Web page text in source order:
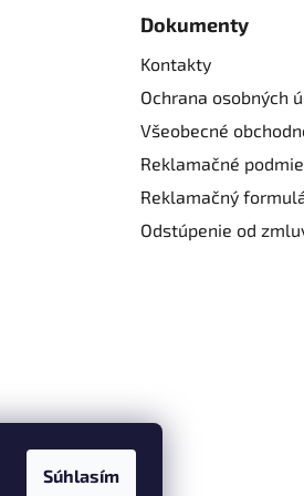
Súhlasím
Dokumenty
Kontakty
Ochrana osobných
Všeobecné
Reklamačné
Reklamačný
Odstúpenie od